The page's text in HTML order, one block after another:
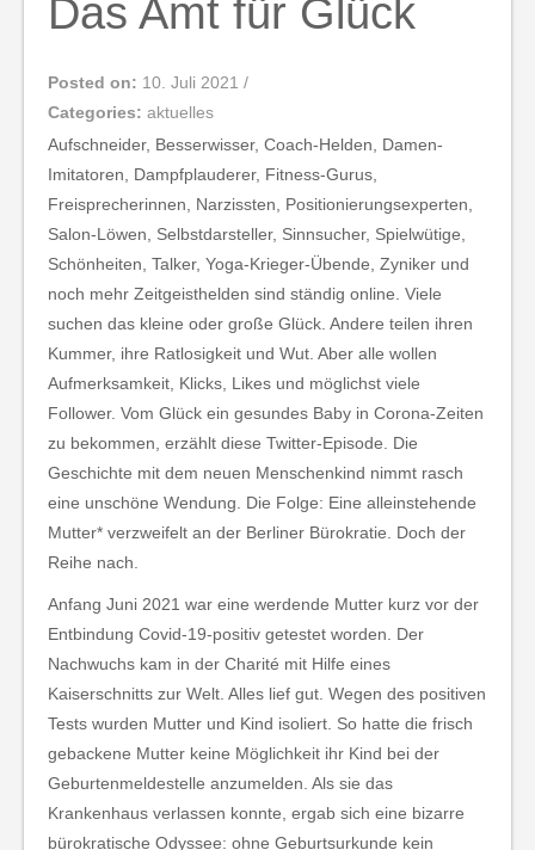
Das Amt für Glück
Posted on: 10. Juli 2021 /
Categories: aktuelles
Aufschneider, Besserwisser, Coach-Helden, Damen-
Imitatoren, Dampfplauderer, Fitness-Gurus,
Freisprecherinnen, Narzissten, Positionierungsexperten,
Salon-Löwen, Selbstdarsteller, Sinnsucher, Spielwütige,
Schönheiten, Talker, Yoga-Krieger-Übende, Zyniker und
noch mehr Zeitgeisthelden sind ständig online. Viele
suchen das kleine oder große Glück. Andere teilen ihren
Kummer, ihre Ratlosigkeit und Wut. Aber alle wollen
Aufmerksamkeit, Klicks, Likes und möglichst viele
Follower. Vom Glück ein gesundes Baby in Corona-Zeiten
zu bekommen, erzählt diese Twitter-Episode. Die
Geschichte mit dem neuen Menschenkind nimmt rasch
eine unschöne Wendung. Die Folge: Eine alleinstehende
Mutter* verzweifelt an der Berliner Bürokratie. Doch der
Reihe nach.
Anfang Juni 2021 war eine werdende Mutter kurz vor der
Entbindung Covid-19-positiv getestet worden. Der
Nachwuchs kam in der Charité mit Hilfe eines
Kaiserschnitts zur Welt. Alles lief gut. Wegen des positiven
Tests wurden Mutter und Kind isoliert. So hatte die frisch
gebackene Mutter keine Möglichkeit ihr Kind bei der
Geburtenmeldestelle anzumelden. Als sie das
Krankenhaus verlassen konnte, ergab sich eine bizarre
bürokratische Odyssee: ohne Geburtsurkunde kein